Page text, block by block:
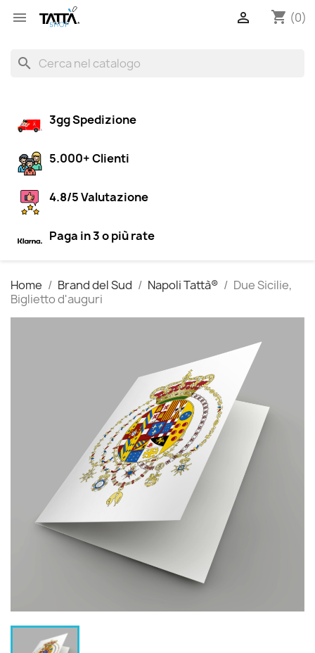
 shopping_cart (0)

search
3gg Spedizione
5.000+ Clienti
4.8/5 Valutazione
Paga in 3 o più rate
Home Brand del Sud Napoli Tattà®
Due Sicilie,
Biglietto d'auguri